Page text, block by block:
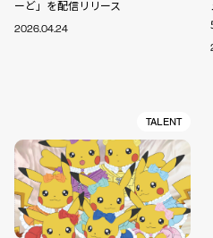
ーど」を配信リリース
2026.04.24
TALENT